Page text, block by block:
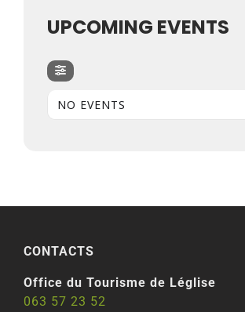
UPCOMING EVENTS
NO EVENTS
CONTACTS
Office du Tourisme de Léglise
063 57 23 52